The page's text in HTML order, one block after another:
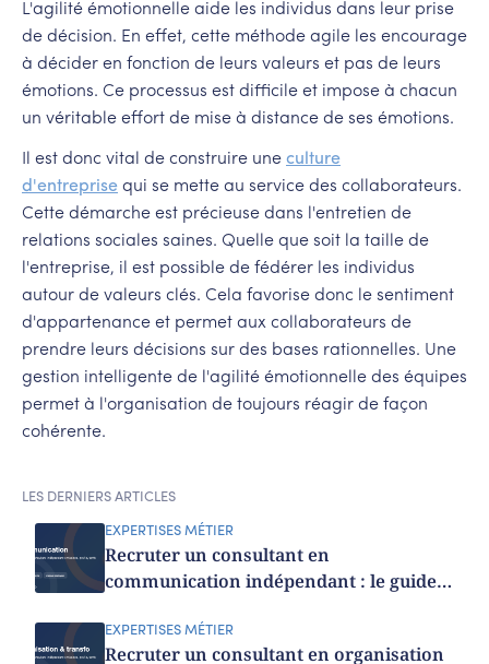
L'agilité émotionnelle aide les individus dans leur prise
de décision. En effet, cette méthode agile les encourage
à décider en fonction de leurs valeurs et pas de leurs
émotions. Ce processus est difficile et impose à chacun
un véritable effort de mise à distance de ses émotions.
Il est donc vital de construire une culture
d'entreprise qui se mette au service des collaborateurs.
Cette démarche est précieuse dans l'entretien de
relations sociales saines. Quelle que soit la taille de
l'entreprise, il est possible de fédérer les individus
autour de valeurs clés. Cela favorise donc le sentiment
d'appartenance et permet aux collaborateurs de
prendre leurs décisions sur des bases rationnelles. Une
gestion intelligente de l'agilité émotionnelle des équipes
permet à l'organisation de toujours réagir de façon
cohérente.
LES DERNIERS ARTICLES
EXPERTISES MÉTIER
Recruter un consultant en
communication indépendant : le guide
EXPERTISES MÉTIER
Recruter un consultant en organisation